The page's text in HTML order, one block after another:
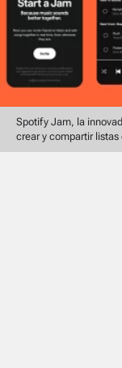
Spotify Jam, la
crear y compartir